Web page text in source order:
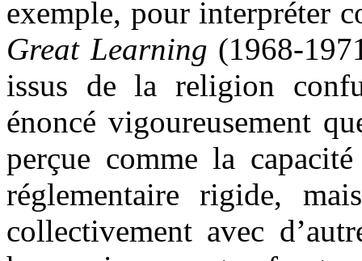
exemple, pour interpréter
Great Learning (1968-
issus de la religion
énoncé vigoureusement
perçue comme la
réglementaire rigide,
collectivement avec